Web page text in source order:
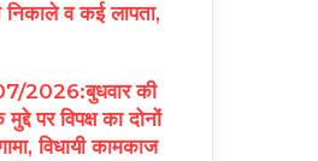
निकाले व कई लापता,
की
पर विपक्ष का दोनों
विधायी कामकाज